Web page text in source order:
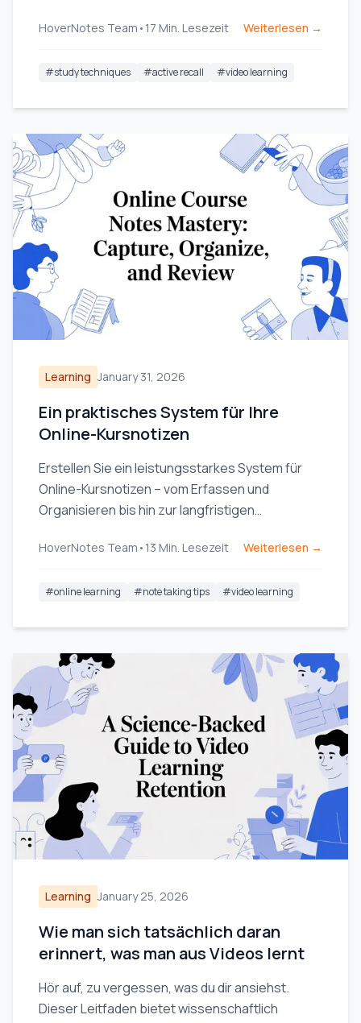
HoverNotes Team • 17 Min. Lesezeit Weiterlesen →
#study techniques #active recall #video learning
Learning January 31, 2026
Ein praktisches System für Ihre
Online-Kursnotizen
Erstellen Sie ein leistungsstarkes System für
Online-Kursnotizen – vom Erfassen und
Organisieren bis hin zur langfristigen
was Sie gelernt haben.
HoverNotes Team • 13 Min. Lesezeit Weiterlesen →
#online learning #note taking tips #video learning
Learning January 25, 2026
Wie man sich tatsächlich daran
erinnert, was man aus Videos lernt
Hör auf, zu vergessen, was du dir ansiehst.
Dieser Leitfaden bietet wissenschaftlich